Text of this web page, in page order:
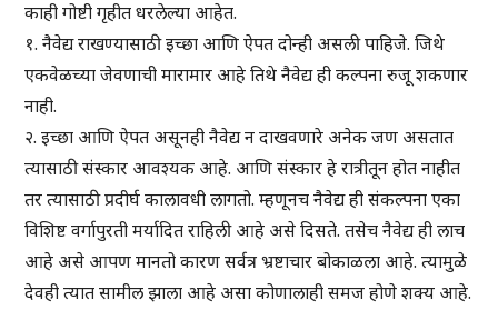
काही गोष्टी गृहीत धरलेल्या आहेत.
१. नैवेद्य राखण्यासाठी इच्छा आणि ऐपत दोन्ही असली पाहिजे. जिथे
एकवेळच्या जेवणाची मारामार आहे तिथे नैवेद्य ही कल्पना रुजू शकणार
नाही.
२. इच्छा आणि ऐपत असूनही नैवेद्य न दाखवणारे अनेक जण असतात
त्यासाठी संस्कार आवश्यक आहे. आणि संस्कार हे रात्रीतून होत नाहीत
तर त्यासाठी प्रदीर्घ कालावधी लागतो. म्हणूनच नैवेद्य ही संकल्पना एका
विशिष्ट वर्गापुरती मर्यादित राहिली आहे असे दिसते. तसेच नैवेद्य ही लाच
आहे असे आपण मानतो कारण सर्वत्र भ्रष्टाचार बोकाळला आहे. त्यामुळे
देवही त्यात सामील झाला आहे असा कोणालाही समज होणे शक्य आहे.